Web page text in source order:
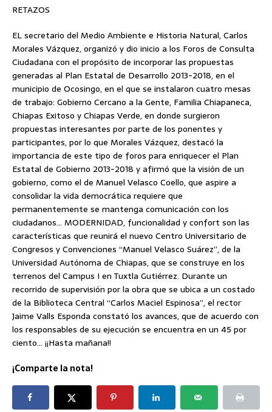
RETAZOS
EL secretario del Medio Ambiente e Historia Natural, Carlos
Morales Vázquez, organizó y dio inicio a los Foros de Consulta
Ciudadana con el propósito de incorporar las propuestas
generadas al Plan Estatal de Desarrollo 2013-2018, en el
municipio de Ocosingo, en el que se instalaron cuatro mesas
de trabajo: Gobierno Cercano a la Gente, Familia Chiapaneca,
Chiapas Exitoso y Chiapas Verde, en donde surgieron
propuestas interesantes por parte de los ponentes y
participantes, por lo que Morales Vázquez, destacó la
importancia de este tipo de foros para enriquecer el Plan
Estatal de Gobierno 2013-2018 y afirmó que la visión de un
gobierno, como el de Manuel Velasco Coello, que aspire a
consolidar la vida democrática requiere que
permanentemente se mantenga comunicación con los
ciudadanos… MODERNIDAD, funcionalidad y confort son las
características que reunirá el nuevo Centro Universitario de
Congresos y Convenciones “Manuel Velasco Suárez”, de la
Universidad Autónoma de Chiapas, que se construye en los
terrenos del Campus I en Tuxtla Gutiérrez. Durante un
recorrido de supervisión por la obra que se ubica a un costado
de la Biblioteca Central “Carlos Maciel Espinosa”, el rector
Jaime Valls Esponda constató los avances, que de acuerdo con
los responsables de su ejecución se encuentra en un 45 por
ciento… ¡¡Hasta mañana!!
¡Comparte la nota!